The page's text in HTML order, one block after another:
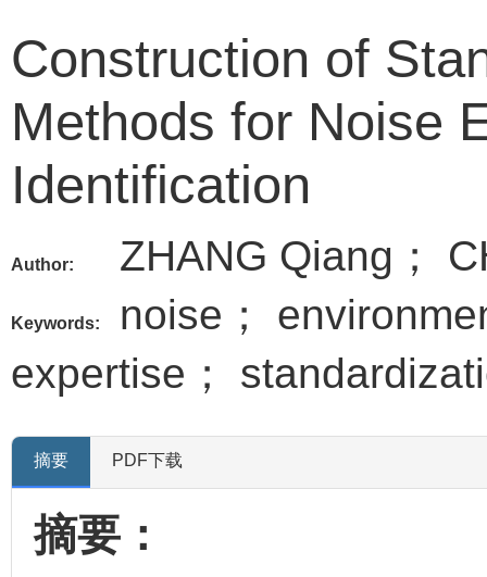
Construction of
Methods for Noise
Identification
Author: ZHANG Qiang；
Keywords:
noise；
expertise；
摘要 PDF下载
摘要：